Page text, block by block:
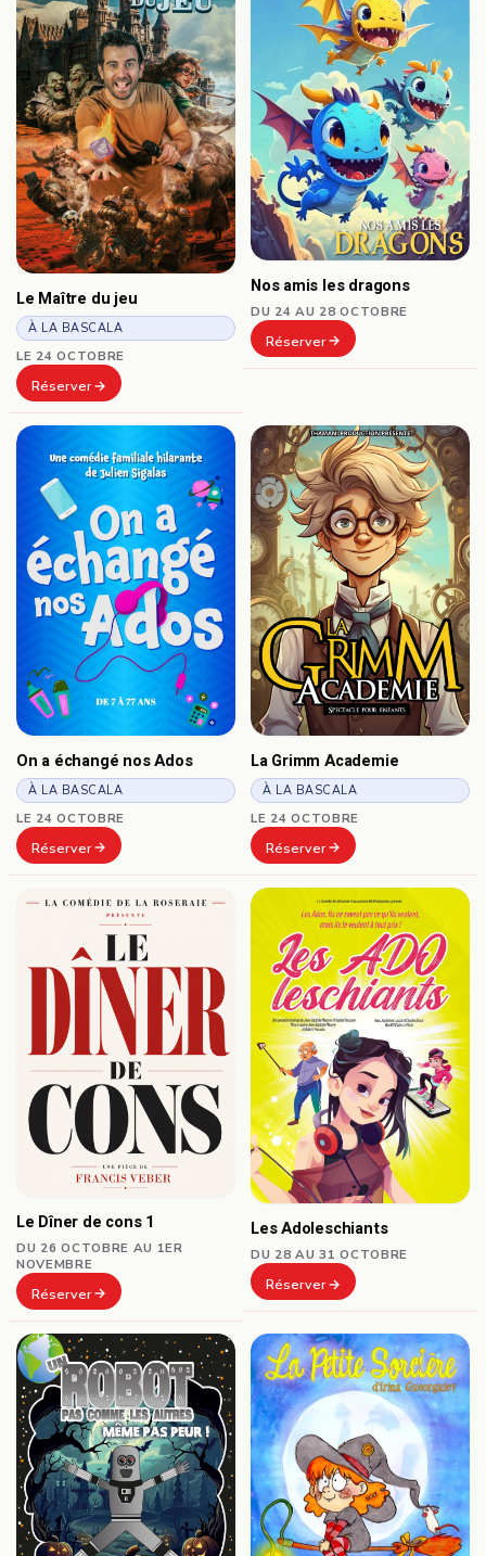
Le Maître du jeu
À LA BASCALA
LE 24 OCTOBRE
Réserver
Nos amis les dragons
DU 24 AU 28 OCTOBRE
Réserver
On a échangé nos Ados
À LA BASCALA
LE 24 OCTOBRE
Réserver
La Grimm Academie
À LA BASCALA
LE 24 OCTOBRE
Réserver
Le Dîner de cons 1
DU 26 OCTOBRE AU 1ER
NOVEMBRE
Réserver
Les Adoleschiants
DU 28 AU 31 OCTOBRE
Réserver